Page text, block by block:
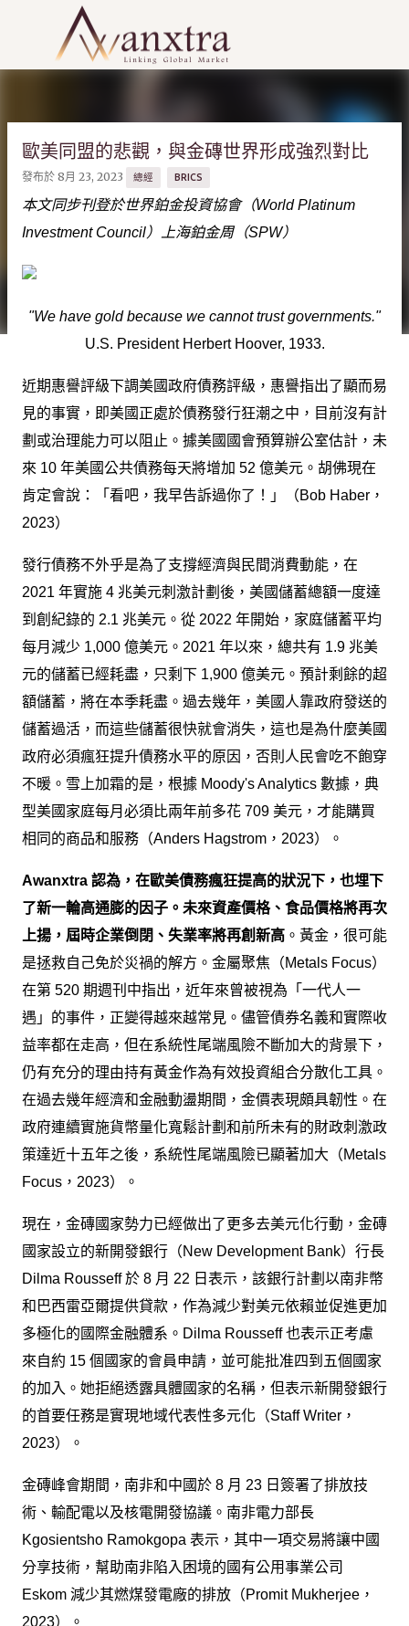
跳到主要內容
歐美同盟的悲觀，與金磚世界形成強烈對比
發布於 8月 23, 2023 總經 BRICS
本文同步刊登於世界鉑金投資協會（World Platinum
Investment Council）上海鉑金周（SPW）
"We have gold because we cannot trust governments."
U.S. President Herbert Hoover, 1933.
近期惠譽評級下調美國政府債務評級，惠譽指出了顯而易
見的事實，即美國正處於債務發行狂潮之中，目前沒有計
劃或治理能力可以阻止。據美國國會預算辦公室估計，未
來 10 年美國公共債務每天將增加 52 億美元。胡佛現在
肯定會說：「看吧，我早告訴過你了！」（Bob Haber，
2023）
發行債務不外乎是為了支撐經濟與民間消費動能，在
2021 年實施 4 兆美元刺激計劃後，美國儲蓄總額一度達
到創紀錄的 2.1 兆美元。從 2022 年開始，家庭儲蓄平均
每月減少 1,000 億美元。2021 年以來，總共有 1.9 兆美
元的儲蓄已經耗盡，只剩下 1,900 億美元。預計剩餘的超
額儲蓄，將在本季耗盡。過去幾年，美國人靠政府發送的
儲蓄過活，而這些儲蓄很快就會消失，這也是為什麼美國
政府必須瘋狂提升債務水平的原因，否則人民會吃不飽穿
不暖。雪上加霜的是，根據 Moody's Analytics 數據，典
型美國家庭每月必須比兩年前多花 709 美元，才能購買
相同的商品和服務（Anders Hagstrom，2023）。
Awanxtra 認為，在歐美債務瘋狂提高的狀況下，也埋下
了新一輪高通膨的因子。未來資產價格、食品價格將再次
上揚，屆時企業倒閉、失業率將再創新高 。黃金，很可能
是拯救自己免於災禍的解方。金屬聚焦（Metals Focus）
在第 520 期週刊中指出，近年來曾被視為「一代人一
遇」的事件，正變得越來越常見。儘管債券名義和實際收
益率都在走高，但在系統性尾端風險不斷加大的背景下，
仍有充分的理由持有黃金作為有效投資組合分散化工具。
在過去幾年經濟和金融動盪期間，金價表現頗具韌性。在
政府連續實施貨幣量化寬鬆計劃和前所未有的財政刺激政
策達近十五年之後，系統性尾端風險已顯著加大（Metals
Focus，2023）。
現在，金磚國家勢力已經做出了更多去美元化行動，金磚
國家設立的新開發銀行（New Development Bank）行長
Dilma Rousseff 於 8 月 22 日表示，該銀行計劃以南非幣
和巴西雷亞爾提供貸款，作為減少對美元依賴並促進更加
多極化的國際金融體系。Dilma Rousseff 也表示正考慮
來自約 15 個國家的會員申請，並可能批准四到五個國家
的加入。她拒絕透露具體國家的名稱，但表示新開發銀行
的首要任務是實現地域代表性多元化（Staff Writer，
2023）。
金磚峰會期間，南非和中國於 8 月 23 日簽署了排放技
術、輸配電以及核電開發協議。南非電力部長
Kgosientsho Ramokgopa 表示，其中一項交易將讓中國
分享技術，幫助南非陷入困境的國有公用事業公司
Eskom 減少其燃煤發電廠的排放（Promit Mukherjee，
2023）。